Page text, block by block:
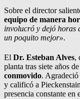
Sobre el director
equipo de manera
involucró y dejó horas
un poquito mejor».
El Dr. Esteban Alves,
planta tras siete años
conmovido. Agradeció
y calificó a
presencia constante en